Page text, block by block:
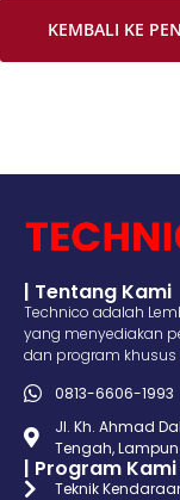
KEMBALI KE
| Tentang Kami
Technico adalah
yang menyediakan
dan program
0813-6606-1993
Jl. Kh. Ahmad
Tengah,
| Program Kami
Teknik